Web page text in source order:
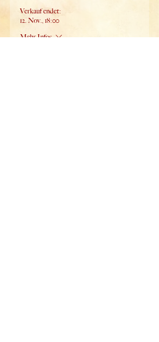
Verkauf endet:
12. Nov., 18:00
Mehr Infos